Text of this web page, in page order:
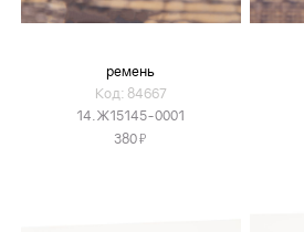
ремень
Код: 84667
14.Ж15145-0001
380Я